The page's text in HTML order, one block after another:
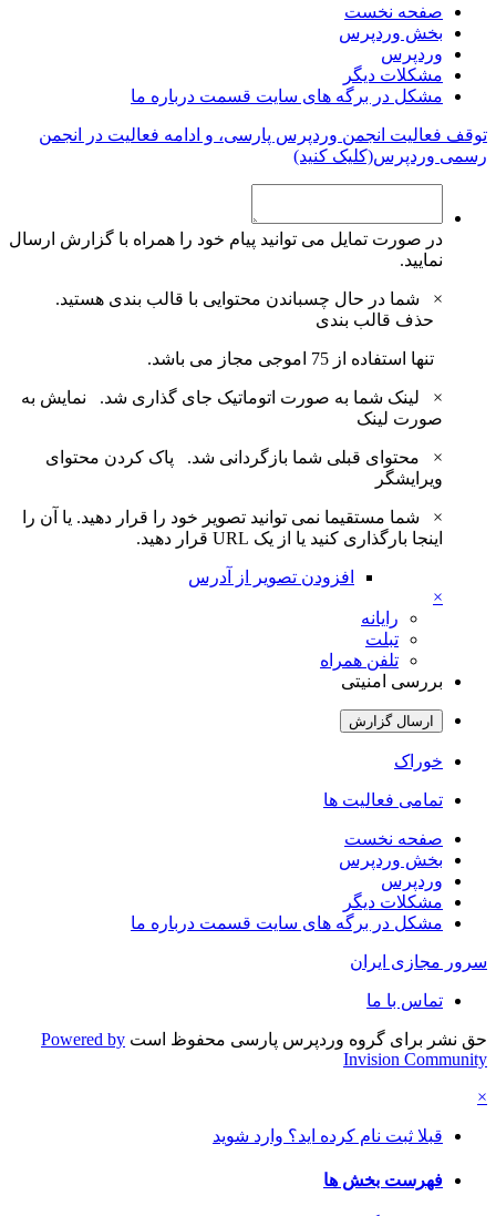
صفحه نخست
بخش وردپرس
وردپرس
مشکلات دیگر
مشکل در برگه های سایت قسمت درباره ما
توقف فعالیت انجمن وردپرس پارسی، و ادامه فعالیت در انجمن
رسمی وردپرس(کلیک کنید)
در صورت تمایل می توانید پیام خود را همراه با گزارش ارسال
نمایید.
×
شما در حال چسباندن محتوایی با قالب بندی هستید.
حذف قالب بندی
تنها استفاده از 75 اموجی مجاز می باشد.
× لینک شما به صورت اتوماتیک جای گذاری شد. نمایش به
صورت لینک
× محتوای قبلی شما بازگردانی شد. پاک کردن محتوای
ویرایشگر
×
شما مستقیما نمی توانید تصویر خود را قرار دهید. یا آن را
اینجا بارگذاری کنید یا از یک URL قرار دهید.
افزودن تصویر از آدرس
×
رایانه
تبلت
تلفن همراه
بررسی امنیتی
ارسال گزارش
خوراک
تمامی فعالیت ها
صفحه نخست
بخش وردپرس
وردپرس
مشکلات دیگر
مشکل در برگه های سایت قسمت درباره ما
سرور مجازی ایران
تماس با ما
حق نشر برای گروه وردپرس پارسی محفوظ است Powered by
Invision Community
×
قبلا ثبت نام کرده اید؟ وارد شوید
فهرست بخش ها